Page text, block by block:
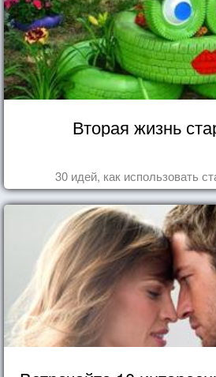
Вторая жизнь
30 идей, как использовать